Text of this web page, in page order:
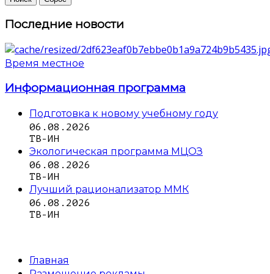
Последние новости
Время местное
Информационная программа
Подготовка к новому учебному году
06.08.2026
ТВ-ИН
Экологическая программа МЦОЗ
06.08.2026
ТВ-ИН
Лучший рационализатор ММК
06.08.2026
ТВ-ИН
Главная